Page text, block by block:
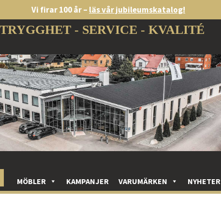
Vi firar 100 år – läs vår jubileumskatalog!
TRYGGHET - SERVICE - KVALITÉ
MÖBLER KAMPANJER VARUMÄRKEN NYHETER